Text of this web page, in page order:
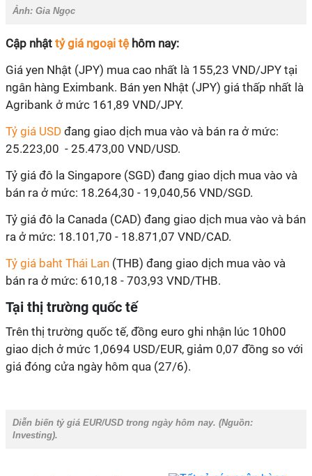
Ảnh: Gia Ngọc
Cập nhật tỷ giá ngoại tệ hôm nay:
Giá yen Nhật (JPY) mua cao nhất là 155,23 VND/JPY tại
ngân hàng Eximbank. Bán yen Nhật (JPY) giá thấp nhất là
Agribank ở mức 161,89 VND/JPY.
Tỷ giá USD đang giao dịch mua vào và bán ra ở mức:
25.223,00 - 25.473,00 VND/USD.
Tỷ giá đô la Singapore (SGD) đang giao dịch mua vào và
bán ra ở mức: 18.264,30 - 19,040,56 VND/SGD.
Tỷ giá đô la Canada (CAD) đang giao dịch mua vào và bán
ra ở mức: 18.101,70 - 18.871,07 VND/CAD.
Tỷ giá baht Thái Lan (THB) đang giao dịch mua vào và
bán ra ở mức: 610,18 - 703,93 VND/THB.
Tại thị trường quốc tế
Trên thị trường quốc tế, đồng euro ghi nhận lúc 10h00
giao dịch ở mức 1,0694 USD/EUR, giảm 0,07 đồng so với
giá đóng cửa ngày hôm qua (27/6).
Diễn biến tỷ giá EUR/USD trong ngày hôm nay. (Nguồn:
Investing).